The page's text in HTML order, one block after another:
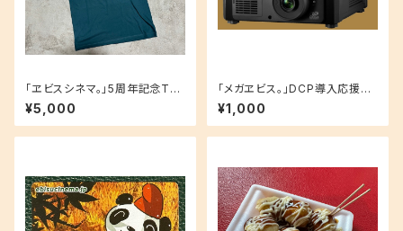
「ヱビスシネマ。」5周年記念Tシ
ャツ（ダークグリーン）
¥5,000
「メガヱビス。」DCP導入応援投
げ銭（竹）スタッフがとても喜び
ます！
¥1,000